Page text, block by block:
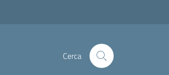
Cerca